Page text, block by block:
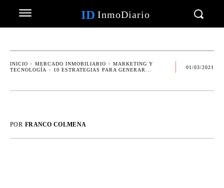
ID InmoDiario
INICIO MERCADO INMOBILIARIO
MARKETING Y
TECNOLOGÍA
10 ESTRATEGIAS PARA GENERAR...
01/03/2021
POR FRANCO COLMENA